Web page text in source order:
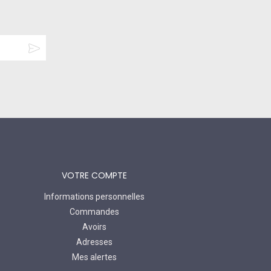
VOTRE COMPTE
Informations personnelles
Commandes
Avoirs
Adresses
Mes alertes